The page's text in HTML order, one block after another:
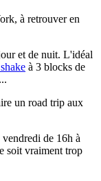
à retrouver en
et de nuit. L'idéal
à 3 blocks de
un road trip aux
de 16h à
soit vraiment trop